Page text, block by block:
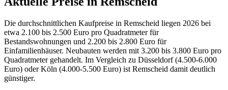
Die durchschnittlichen Kaufpreise in Remscheid liegen 2026 bei
etwa 2.100 bis 2.500 Euro pro Quadratmeter für
Bestandswohnungen und 2.200 bis 2.800 Euro für
Einfamilienhäuser. Neubauten werden mit 3.200 bis 3.800 Euro pro
Quadratmeter gehandelt. Im Vergleich zu Düsseldorf (4.500-6.000
Euro) oder Köln (4.000-5.500 Euro) ist Remscheid damit deutlich
günstiger.